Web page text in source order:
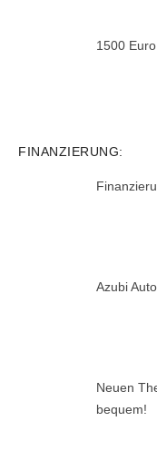
1500
FINANZIERUNG:
Azubi
Neuen
bequem!